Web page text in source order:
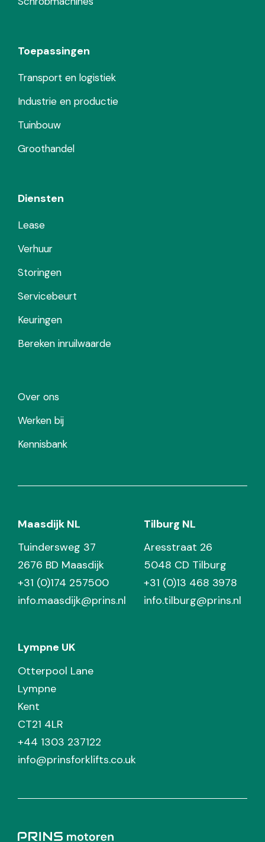
Toepassingen
Transport en logistiek
Industrie en productie
Tuinbouw
Groothandel
Diensten
Lease
Verhuur
Storingen
Servicebeurt
Keuringen
Bereken inruilwaarde
Over ons
Werken bij
Kennisbank
Maasdijk NL
Tuindersweg 37
2676 BD Maasdijk
+31 (0)174 257500
info.maasdijk@prins.nl
Tilburg NL
Aresstraat 26
5048 CD Tilburg
+31 (0)13 468 3978
info.tilburg@prins.nl
Lympne UK
Otterpool Lane
Lympne
Kent
CT21 4LR
+44 1303 237122
info@prinsforklifts.co.uk